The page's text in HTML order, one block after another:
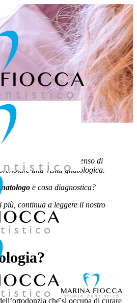
testa, dolori cervicali e senso di
una visita gnatologica.
e cosa diagnostica?
più, continua a leggere il nostro
che si occupa di curare